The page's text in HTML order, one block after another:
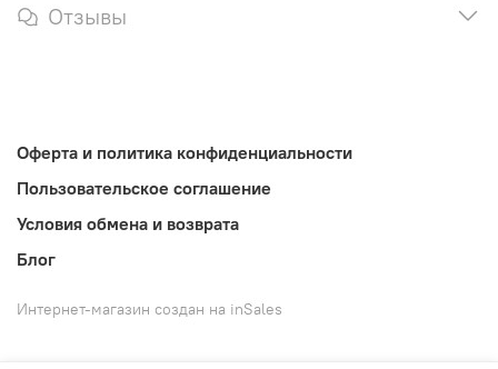
Отзывы
Оферта и политика конфиденциальности
Пользовательское соглашение
Условия обмена и возврата
Блог
Интернет-магазин создан на inSales